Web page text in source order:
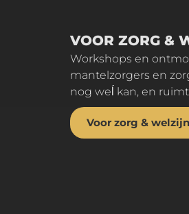
VOOR ZORG &
Workshops en ontmoetingen voor mensen met dementie,
mantelzorgers en
nog weĺ kan, en
Voor zorg & welzijn